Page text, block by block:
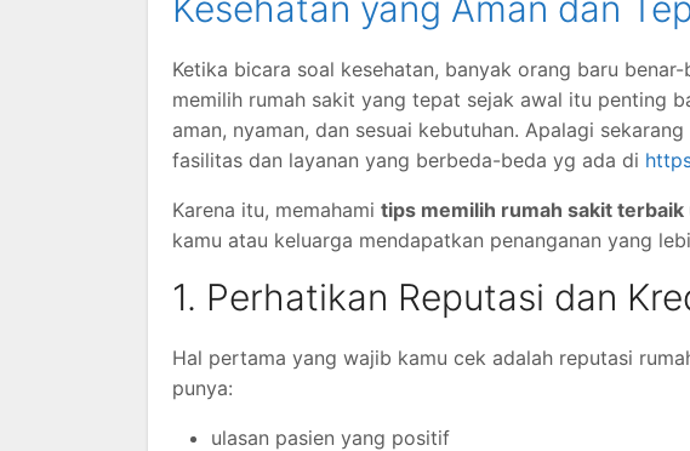
Ketika bicara soal kesehatan, banyak orang baru
memilih rumah sakit yang tepat sejak awal itu penting
aman, nyaman, dan sesuai kebutuhan. Apalagi
fasilitas dan layanan yang berbeda-beda yg ada di
Karena itu, memahami tips memilih rumah sakit
kamu atau keluarga mendapatkan penanganan yang
1. Perhatikan Reputasi dan
Hal pertama yang wajib kamu cek adalah reputasi
punya:
ulasan pasien yang positif